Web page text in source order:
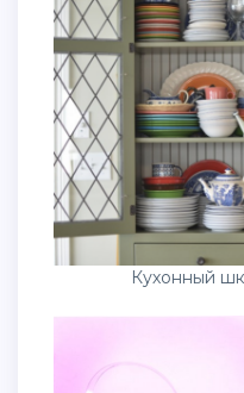
Кухонный